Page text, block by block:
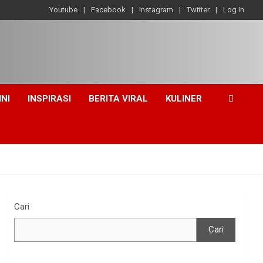
Youtube Facebook Instagram Twitter Log In
INSPIRASI BERITA VIRAL KULINER
Cari
Cari